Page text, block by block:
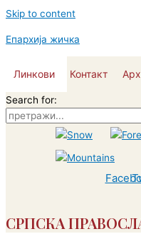
Skip to content
Епархија жичка
Линкови Контакт
Search for:
СРПСКА